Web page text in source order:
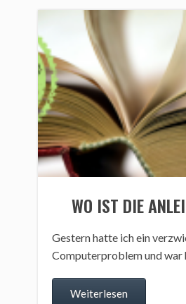
WO IST DIE
Gestern hatte ich ein
Computerproblem und war
Weiterlesen